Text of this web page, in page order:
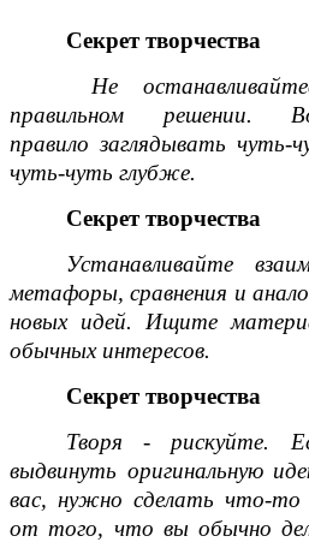
Секрет творчества
Не
правильном решении.
правило заглядывать чуть-
чуть-чуть глубже.
Секрет творчества
Устанавливайте
метафоры, сравнения и
новых идей. Ищите
обычных интересов.
Секрет творчества
Творя - рискуйте.
выдвинуть оригинальную
вас, нужно сделать что-то
от того, что вы обычно